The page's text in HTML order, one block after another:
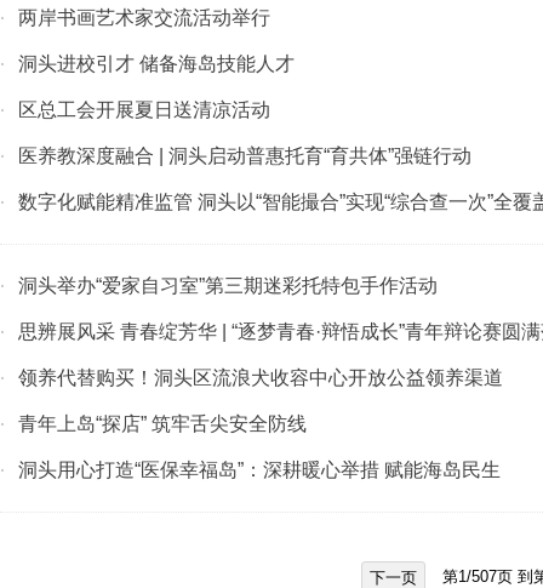
· 两岸书画艺术家交流活动举行
· 洞头进校引才 储备海岛技能人才
· 区总工会开展夏日送清凉活动
· 医养教深度融合 | 洞头启动普惠托育“育共体”强链行动
· 数字化赋能精准监管 洞头以“智能撮合”实现“综合查一次”全覆
· 洞头举办“爱家自习室”第三期迷彩托特包手作活动
· 思辨展风采 青春绽芳华 | “逐梦青春·辩悟成长”青年辩论赛圆
· 领养代替购买！洞头区流浪犬收容中心开放公益领养渠道
· 青年上岛“探店” 筑牢舌尖安全防线
· 洞头用心打造“医保幸福岛”：深耕暖心举措 赋能海岛民生
下一页 第1/507页 到